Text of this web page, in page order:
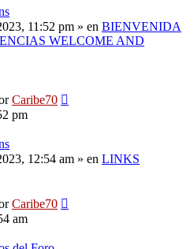
11:52 pm » en BIENVENIDA
WELCOME AND
Caribe70
pm
12:54 am » en LINKS
Caribe70
am